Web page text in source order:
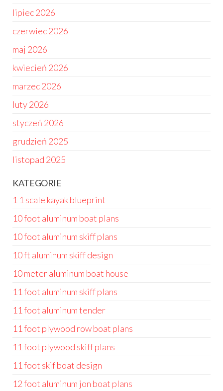
lipiec 2026
czerwiec 2026
maj 2026
kwiecień 2026
marzec 2026
luty 2026
styczeń 2026
grudzień 2025
listopad 2025
KATEGORIE
1 1 scale kayak blueprint
10 foot aluminum boat plans
10 foot aluminum skiff plans
10 ft aluminum skiff design
10 meter aluminum boat house
11 foot aluminum skiff plans
11 foot aluminum tender
11 foot plywood row boat plans
11 foot plywood skiff plans
11 foot skif boat design
12 foot aluminum jon boat plans